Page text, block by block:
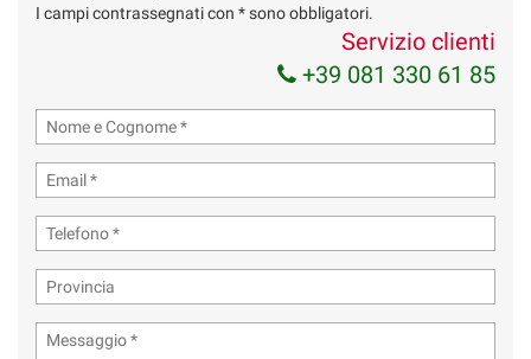
I campi contrassegnati con * sono obbligatori.
Servizio clienti
+39 081 330 61 85